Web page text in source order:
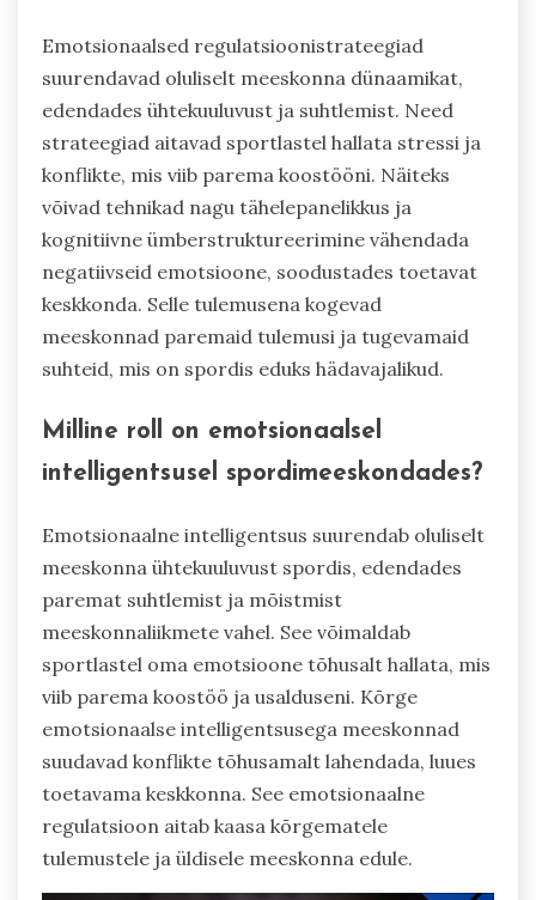
Emotsionaalsed regulatsioonistrateegiad
suurendavad oluliselt meeskonna dünaamikat,
edendades ühtekuuluvust ja suhtlemist. Need
strateegiad aitavad sportlastel hallata stressi ja
konflikte, mis viib parema koostööni. Näiteks
võivad tehnikad nagu tähelepanelikkus ja
kognitiivne ümberstruktureerimine vähendada
negatiivseid emotsioone, soodustades toetavat
keskkonda. Selle tulemusena kogevad
meeskonnad paremaid tulemusi ja tugevamaid
suhteid, mis on spordis eduks hädavajalikud.
Milline roll on emotsionaalsel
intelligentsusel spordimeeskondades?
Emotsionaalne intelligentsus suurendab oluliselt
meeskonna ühtekuuluvust spordis, edendades
paremat suhtlemist ja mõistmist
meeskonnaliikmete vahel. See võimaldab
sportlastel oma emotsioone tõhusalt hallata, mis
viib parema koostöö ja usalduseni. Kõrge
emotsionaalse intelligentsusega meeskonnad
suudavad konflikte tõhusamalt lahendada, luues
toetavama keskkonna. See emotsionaalne
regulatsioon aitab kaasa kõrgematele
tulemustele ja üldisele meeskonna edule.